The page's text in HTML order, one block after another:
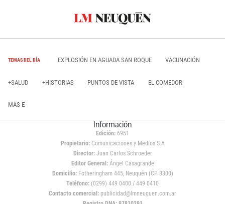
TEMAS DEL DÍA EXPLOSIÓN EN AGUADA SAN ROQUE VACUNACIÓN
+SALUD +HISTORIAS PUNTOS DE VISTA EL COMEDOR
MAS E
Información
Edición: 6951
Propietario:Comunicaciones y Medios S.A
Director: Juan Carlos Schroeder
Editor General:Ángel Casagrande
Domicilio:Fotheringham 445, Neuquén (CP 8300)
Teléfono: (0299) 449 0400 / 449 0410
Contacto comercial: publicidad@lmneuquen.com.ar